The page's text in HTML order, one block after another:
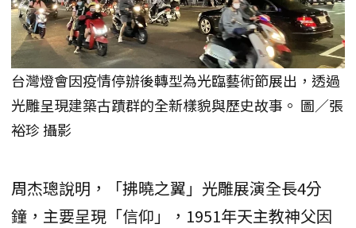
台灣燈會因疫情停辦後轉型為光臨藝術節展出，透過
光雕呈現建築古蹟群的全新樣貌與歷史故事。 圖／張
裕珍 攝影
周杰璁說明，「拂曉之翼」光雕展演全長4分
鐘，主要呈現「信仰」，1951年天主教神父因